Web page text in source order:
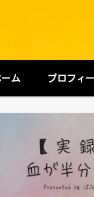
ム プロフィ